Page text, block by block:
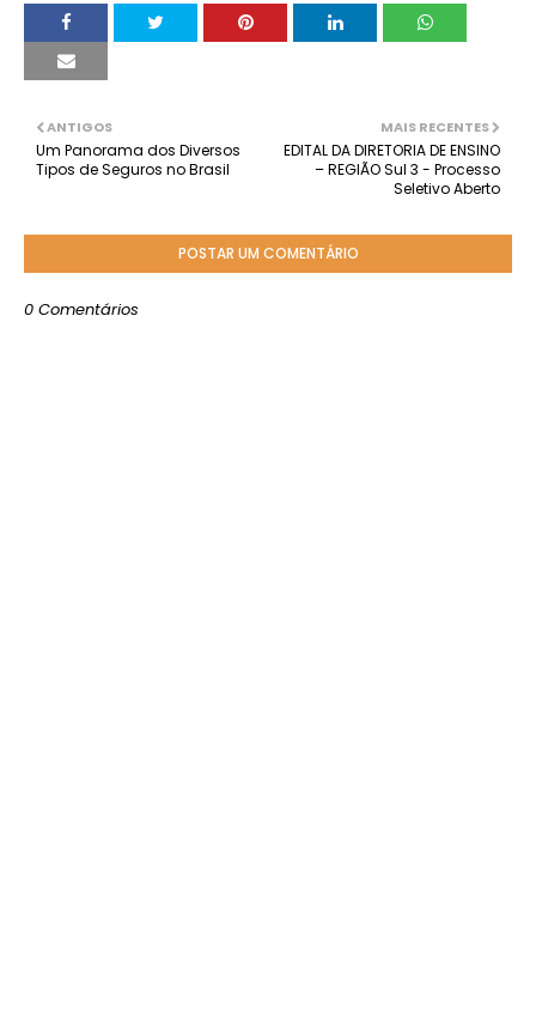
MAIS RECENTES
EDITAL DA DIRETORIA DE ENSINO
– REGIÃO Sul 3 - Processo
Seletivo Aberto
ANTIGOS
Um Panorama dos Diversos
Tipos de Seguros no Brasil
POSTAR UM COMENTÁRIO
0 Comentários